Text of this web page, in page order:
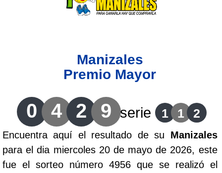
Lotería de Risaralda
Lotería de Santander
Lotería del Cauca
Lotería de Boyaca
Extra de Colombia
Manizales
Premio Mayor
0 4 2 9 serie 1 1 2
Encuentra aquí el resultado de su Manizales
para el dia miercoles 20 de mayo de 2026, este
fue el sorteo número 4956 que se realizó el